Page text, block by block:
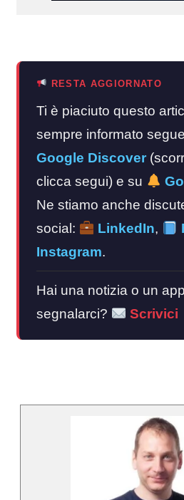
RESTA AGGIORNATO
Ti è piaciuto questo
sempre informato
Google Discover
clicca segui) e su
Ne stiamo anche
social:
LinkedIn,
Instagram.
Hai una notizia o un
segnalarci?
Scrivici